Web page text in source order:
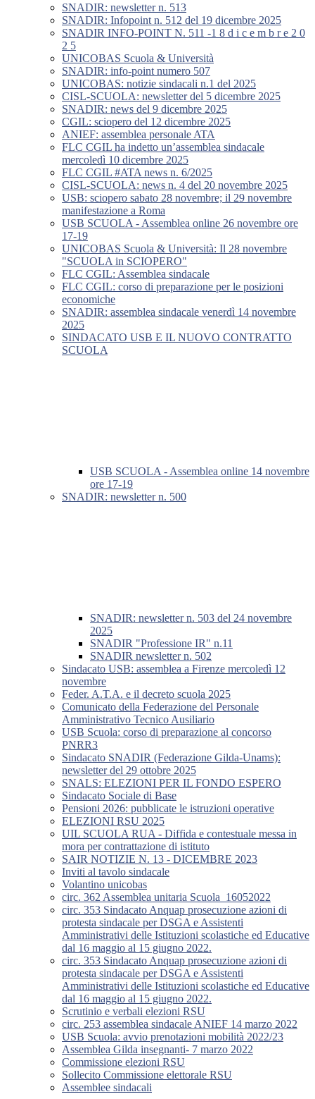
SNADIR: newsletter n. 513
SNADIR: Infopoint n. 512 del 19 dicembre 2025
SNADIR INFO-POINT N. 511 -1 8 d i c e m b r e 2 0
2 5
UNICOBAS Scuola & Università
SNADIR: info-point numero 507
UNICOBAS: notizie sindacali n.1 del 2025
CISL-SCUOLA: newsletter del 5 dicembre 2025
SNADIR: news del 9 dicembre 2025
CGIL: sciopero del 12 dicembre 2025
ANIEF: assemblea personale ATA
FLC CGIL ha indetto un’assemblea sindacale
mercoledì 10 dicembre 2025
FLC CGIL #ATA news n. 6/2025
CISL-SCUOLA: news n. 4 del 20 novembre 2025
USB: sciopero sabato 28 novembre; il 29 novembre
manifestazione a Roma
USB SCUOLA - Assemblea online 26 novembre ore
17-19
UNICOBAS Scuola & Università: Il 28 novembre
"SCUOLA in SCIOPERO"
FLC CGIL: Assemblea sindacale
FLC CGIL: corso di preparazione per le posizioni
economiche
SNADIR: assemblea sindacale venerdì 14 novembre
2025
SINDACATO USB E IL NUOVO CONTRATTO
SCUOLA
USB SCUOLA - Assemblea online 14 novembre
ore 17-19
SNADIR: newsletter n. 500
SNADIR: newsletter n. 503 del 24 novembre
2025
SNADIR "Professione IR" n.11
SNADIR newsletter n. 502
Sindacato USB: assemblea a Firenze mercoledì 12
novembre
Feder. A.T.A. e il decreto scuola 2025
Comunicato della Federazione del Personale
Amministrativo Tecnico Ausiliario
USB Scuola: corso di preparazione al concorso
PNRR3
Sindacato SNADIR (Federazione Gilda-Unams):
newsletter del 29 ottobre 2025
SNALS: ELEZIONI PER IL FONDO ESPERO
Sindacato Sociale di Base
Pensioni 2026: pubblicate le istruzioni operative
ELEZIONI RSU 2025
UIL SCUOLA RUA - Diffida e contestuale messa in
mora per contrattazione di istituto
SAIR NOTIZIE N. 13 - DICEMBRE 2023
Inviti al tavolo sindacale
Volantino unicobas
circ. 362 Assemblea unitaria Scuola_16052022
circ. 353 Sindacato Anquap prosecuzione azioni di
protesta sindacale per DSGA e Assistenti
Amministrativi delle Istituzioni scolastiche ed Educative
dal 16 maggio al 15 giugno 2022.
circ. 353 Sindacato Anquap prosecuzione azioni di
protesta sindacale per DSGA e Assistenti
Amministrativi delle Istituzioni scolastiche ed Educative
dal 16 maggio al 15 giugno 2022.
Scrutinio e verbali elezioni RSU
circ. 253 assemblea sindacale ANIEF 14 marzo 2022
USB Scuola: avvio prenotazioni mobilità 2022/23
Assemblea Gilda insegnanti- 7 marzo 2022
Commissione elezioni RSU
Sollecito Commissione elettorale RSU
Assemblee sindacali